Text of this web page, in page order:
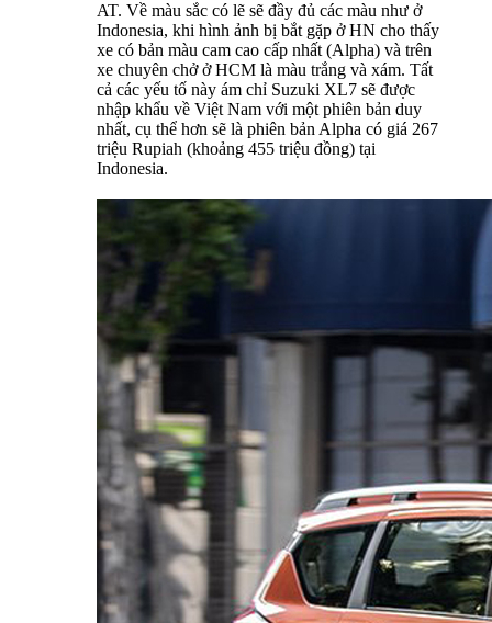
AT. Về màu sắc có lẽ sẽ đầy đủ các màu như ở
Indonesia, khi hình ảnh bị bắt gặp ở HN cho thấy
xe có bản màu cam cao cấp nhất (Alpha) và trên
xe chuyên chở ở HCM là màu trắng và xám. Tất
cả các yếu tố này ám chỉ Suzuki XL7 sẽ được
nhập khẩu về Việt Nam với một phiên bản duy
nhất, cụ thể hơn sẽ là phiên bản Alpha có giá 267
triệu Rupiah (khoảng 455 triệu đồng) tại
Indonesia.